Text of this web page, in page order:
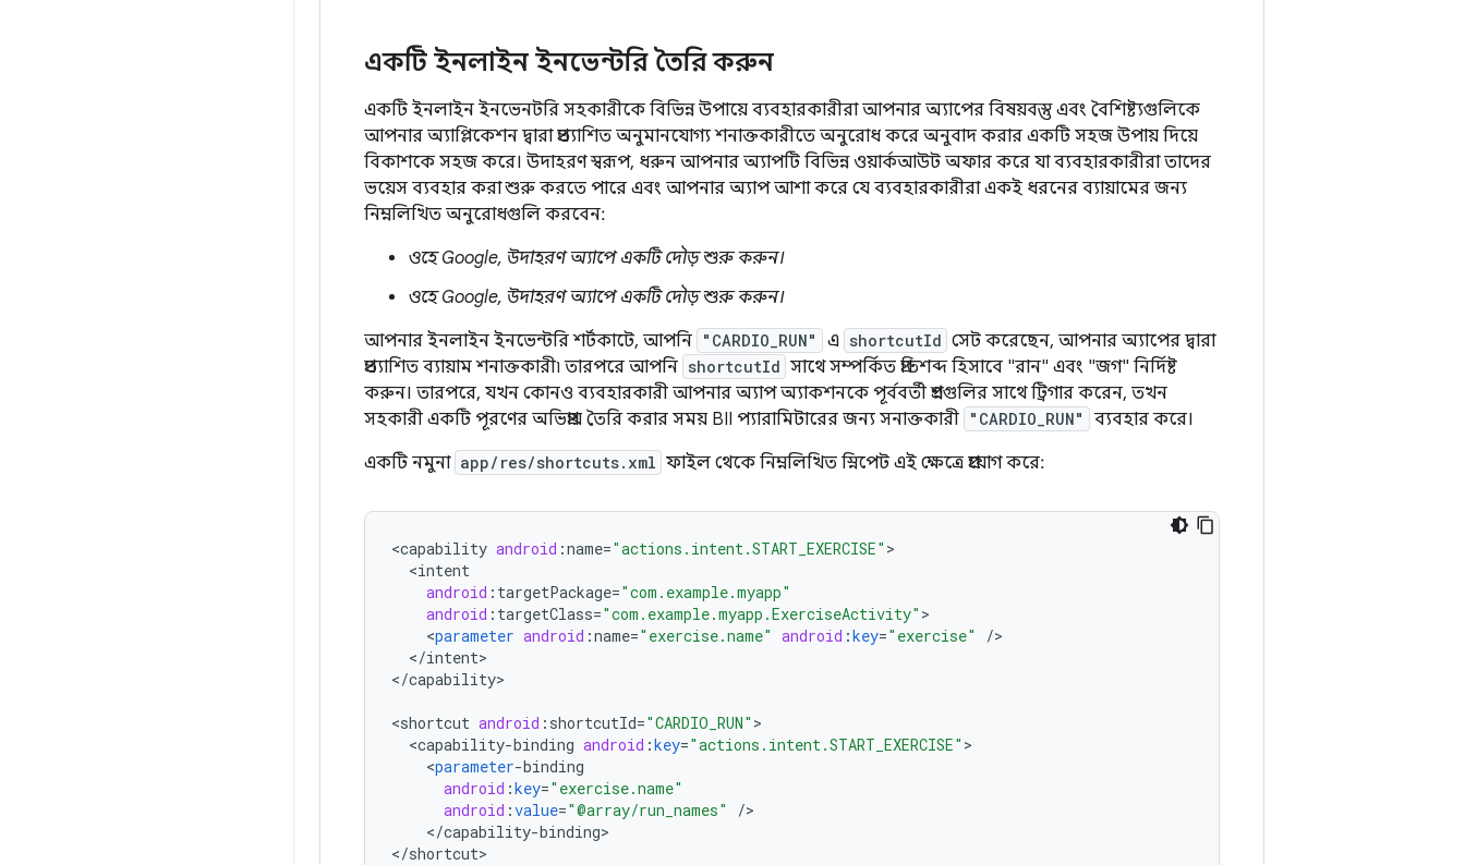
একটি ইনলাইন ইনভেন্টরি তৈরি করুন
একটি ইনলাইন ইনভেনটরি সহকারীকে বিভিন্ন উপায়ে ব্যবহারকারীরা আপনার অ্যাপের বিষয়বস্তু এবং বৈশিষ্ট্যগুলিকে
আপনার অ্যাপ্লিকেশন দ্বারা প্রত্যাশিত অনুমানযোগ্য শনাক্তকারীতে অনুরোধ করে অনুবাদ করার একটি সহজ উপায় দিয়ে
বিকাশকে সহজ করে। উদাহরণ স্বরূপ, ধরুন আপনার অ্যাপটি বিভিন্ন ওয়ার্কআউট অফার করে যা ব্যবহারকারীরা তাদের
ভয়েস ব্যবহার করা শুরু করতে পারে এবং আপনার অ্যাপ আশা করে যে ব্যবহারকারীরা একই ধরনের ব্যায়ামের জন্য
নিম্নলিখিত অনুরোধগুলি করবেন:
ওহে Google, উদাহরণ অ্যাপে একটি দৌড় শুরু করুন।
ওহে Google, উদাহরণ অ্যাপে একটি দৌড় শুরু করুন।
আপনার ইনলাইন ইনভেন্টরি শর্টকাটে, আপনি "CARDIO_RUN" এ shortcutId সেট করেছেন, আপনার অ্যাপের দ্বারা
প্রত্যাশিত ব্যায়াম শনাক্তকারী৷ তারপরে আপনি shortcutId সাথে সম্পর্কিত প্রতিশব্দ হিসাবে "রান" এবং "জগ" নির্দিষ্ট
করুন। তারপরে, যখন কোনও ব্যবহারকারী আপনার অ্যাপ অ্যাকশনকে পূর্ববর্তী প্রশ্নগুলির সাথে ট্রিগার করেন, তখন
সহকারী একটি পূরণের অভিপ্রায় তৈরি করার সময় BII প্যারামিটারের জন্য সনাক্তকারী "CARDIO_RUN"
ব্যবহার করে।
একটি নমুনা app/res/shortcuts.xml ফাইল থেকে নিম্নলিখিত স্নিপেট এই ক্ষেত্রে প্রয়োগ করে:
<capability android :name="actions.intent.START_EXERCISE"
<intent
android : targetPackage="com.example.myapp"
android : targetClass="com.example.myapp.ExerciseActivity"
<parameter android :name="exercise.name" android :key="exercise" /
</intent>
</capability>
<shortcut android : shortcutId="CARDIO_RUN"
<capability-binding android :key="actions.intent.START_EXERCISE"
<parameter-binding
android :key="exercise.name"
android :value="@array/run_names" /
</capability-binding>
</shortcut